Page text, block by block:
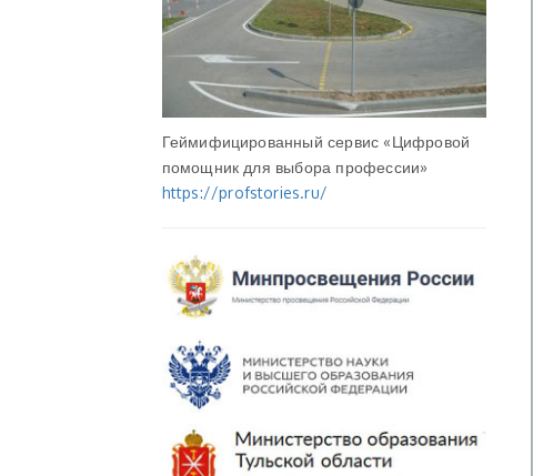
Геймифицированный сервис «Цифровой
помощник для выбора профессии»
https://profstories.ru/